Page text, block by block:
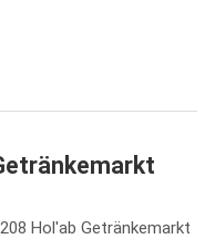
Hol'ab Getränkemarkt